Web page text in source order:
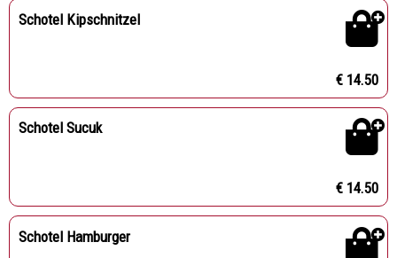
Schotel Kipschnitzel
€ 14.50
Schotel Sucuk
€ 14.50
Schotel Hamburger